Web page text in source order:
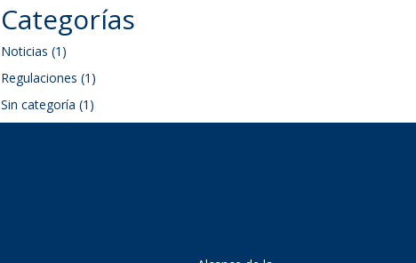
Categorías
Noticias (1)
Regulaciones (1)
Sin categoría (1)